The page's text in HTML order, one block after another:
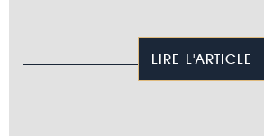
LIRE L'ARTICLE